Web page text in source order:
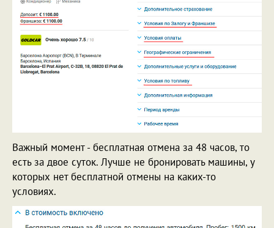
Важный момент - бесплатная отмена за 48 часов, то
есть за двое суток. Лучше не бронировать машины, у
которых нет бесплатной отмены на каких-то
условиях.